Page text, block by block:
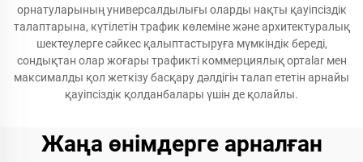
орнатуларының универсалдылығы оларды нақты қауіпсіздік
талаптарына, күтілетін трафик көлеміне және архитектуралық
шектеулерге сәйкес қалыптастыруға мүмкіндік береді,
сондықтан олар жоғары трафикті коммерциялық ортalar мен
максималды қол жеткізу басқару дәлдігін талап ететін арнайы
қауіпсіздік қолданбалары үшін де қолайлы.
Жаңа өнімдерге арналған